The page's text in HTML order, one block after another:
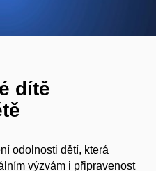
dítě
odolnosti dětí, která
výzvám i připravenost